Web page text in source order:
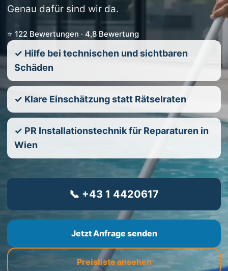
Genau dafür sind wir da.
⭐ 122 Bewertungen · 4,8 Bewertung
✓ Hilfe bei technischen und sichtbaren
Schäden
✓ Klare Einschätzung statt Rätselraten
✓ PR Installationstechnik für Reparaturen in
Wien
📞 +43 1 4420617
Jetzt Anfrage senden
Preisliste ansehen